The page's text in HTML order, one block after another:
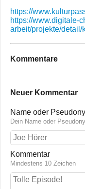
https://
https://www.digitale-
arbeit/projekte/detail/
Kommentare
Neuer Kommentar
Name oder
Dein Name oder
Kommentar
Mindestens 10 Zeichen